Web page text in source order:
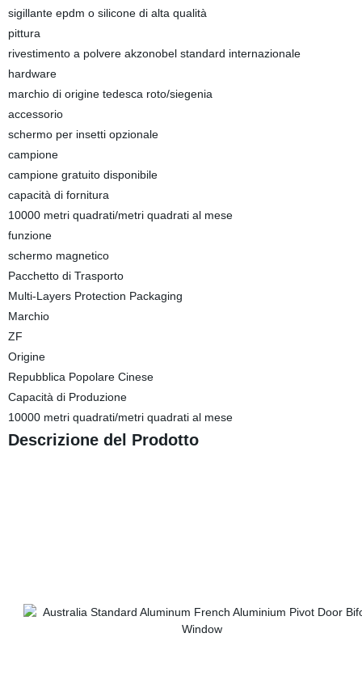
sigillante epdm o silicone di alta qualità
pittura
rivestimento a polvere akzonobel standard internazionale
hardware
marchio di origine tedesca roto/siegenia
accessorio
schermo per insetti opzionale
campione
campione gratuito disponibile
capacità di fornitura
10000 metri quadrati/metri quadrati al mese
funzione
schermo magnetico
Pacchetto di Trasporto
Multi-Layers Protection Packaging
Marchio
ZF
Origine
Repubblica Popolare Cinese
Capacità di Produzione
10000 metri quadrati/metri quadrati al mese
Descrizione del Prodotto